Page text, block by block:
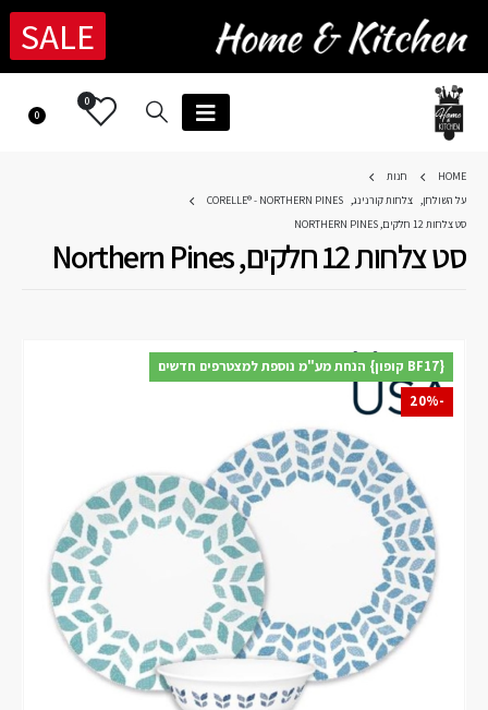
SALE
0
0
HOME
חנות
על השולחן, צלחות קורנינג,
CORELLE® - NORTHERN PINES
סט צלחות 12 חלקים, NORTHERN PINES
סט צלחות 12 חלקים, Northern Pines
{BF17 קופון} הנחת מע"מ נוספת למצטרפים חדשים
-20%